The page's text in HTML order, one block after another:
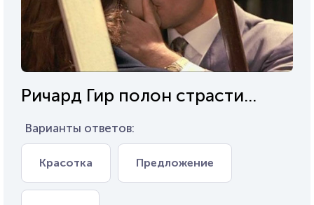
Ричард Гир полон страсти...
Варианты ответов:
Красотка Предложение